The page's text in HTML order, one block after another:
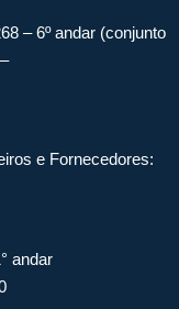
– 6º andar (conjunto
e Fornecedores:
andar